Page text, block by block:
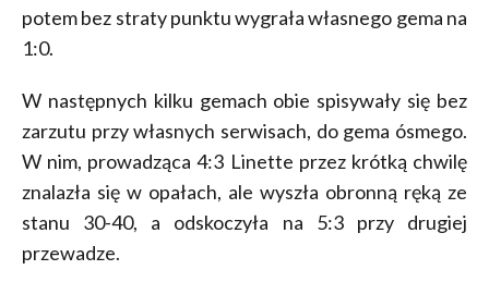
potem bez straty punktu wygrała własnego gema na
1:0.
W następnych kilku gemach obie spisywały się bez
zarzutu przy własnych serwisach, do gema ósmego.
W nim, prowadząca 4:3 Linette przez krótką chwilę
znalazła się w opałach, ale wyszła obronną ręką ze
stanu 30-40, a odskoczyła na 5:3 przy drugiej
przewadze.